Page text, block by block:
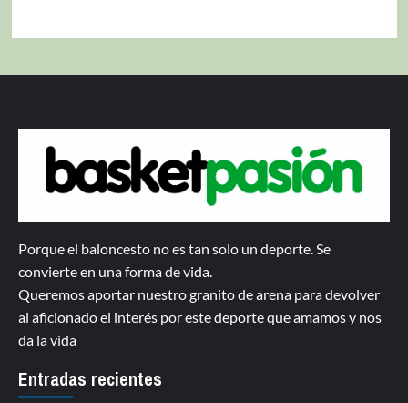
Porque el baloncesto no es tan solo un deporte. Se
convierte en una forma de vida.
Queremos aportar nuestro granito de arena para devolver
al aficionado el interés por este deporte que amamos y nos
da la vida
Entradas recientes